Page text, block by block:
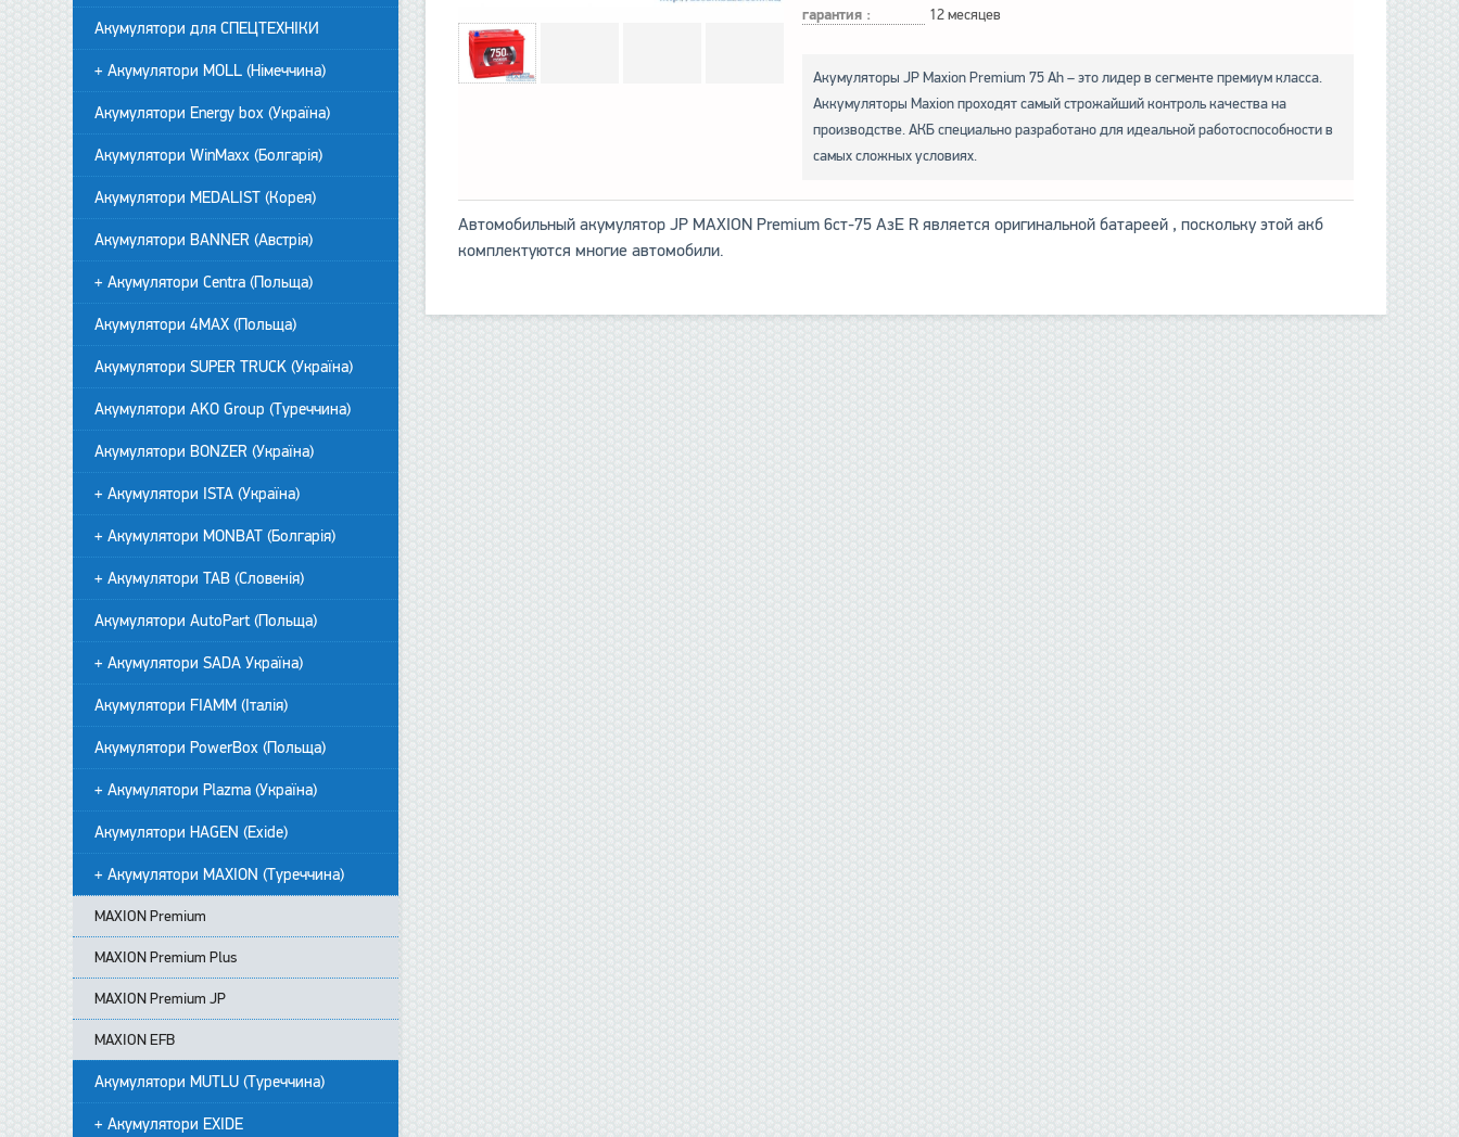
гарантия : 12 месяцев
Акумуляторы JP Maxion Premium 75 Ah – это лидер в сегменте премиум класса.
Аккумуляторы Maxion проходят самый строжайший контроль качества на
производстве. АКБ специально разработано для идеальной работоспособности в
самых сложных условиях.
Автомобильный акумулятор JP MAXION Premium 6ст-75 АзЕ R является оригинальной батареей , поскольку этой акб
комплектуются многие автомобили.
Акумулятори для СПЕЦТЕХНІКИ
+ Акумулятори MOLL (Німеччина)
Акумулятори Energy box (Україна)
Акумулятори WinMaxx (Болгарія)
Акумулятори MEDALIST (Корея)
Акумулятори BANNER (Австрія)
+ Акумулятори Centra (Польща)
Акумулятори 4MAX (Польща)
Акумулятори SUPER TRUCK (Україна)
Акумулятори AKO Group (Туреччина)
Акумулятори BONZER (Україна)
+ Акумулятори ISTA (Україна)
+ Акумулятори MONBAT (Болгарія)
+ Акумулятори TAB (Словенія)
Акумулятори AutoPart (Польща)
+ Акумулятори SADA Україна)
Акумулятори FIAMM (Італія)
Акумулятори PowerBox (Польща)
+ Акумулятори Plazma (Україна)
Акумулятори HAGEN (Exide)
+ Акумулятори MAXION (Туреччина)
MAXION Premium
MAXION Premium Plus
MAXION Premium JP
MAXION EFB
Акумулятори MUTLU (Туреччина)
+ Акумулятори EXIDE